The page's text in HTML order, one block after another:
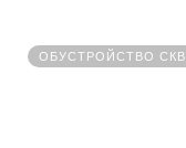
ОБУСТРОЙСТВО